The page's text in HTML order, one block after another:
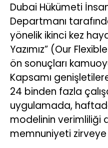
Dubai Hükümeti
Departmanı
yönelik ikinci kez
Yazımız” (Our
ön sonuçları
Kapsamı
24 binden fazla
uygulamada,
modelinin verimliliği
memnuniyeti zirveye